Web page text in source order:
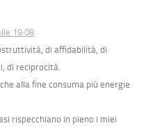
19:08
di affidabilità, di
di reciprocità.
alla fine consuma più energie
rispecchiano in pieno i miei